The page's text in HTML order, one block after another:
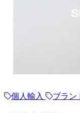
個人輸入 ブラン